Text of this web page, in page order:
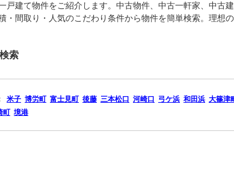
戸建て物件をご紹介します。中古物件、中古一軒家、中古
・間取り・人気のこだわり条件から物件を簡単検索。理想
索
米子 博労町 富士見町 後藤 三本松口 河崎口 弓ケ浜 和田浜 大篠津
町 境港